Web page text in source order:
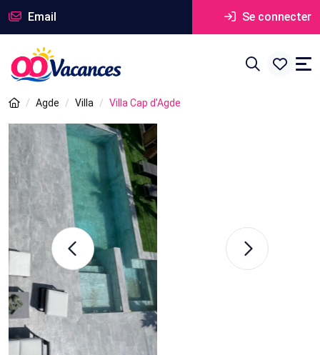
Email Se connecter
Agde Villa Villa Cap d'Agde